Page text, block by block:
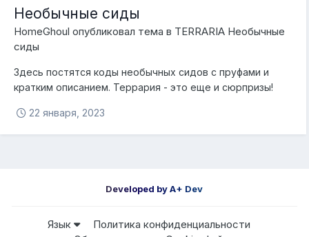
Необычные сиды
HomeGhoul опубликовал тема в TERRARIA Необычные
сиды
Здесь постятся коды необычных сидов с пруфами и
кратким описанием. Террария - это еще и сюрпризы!
22 января, 2023
Developed by A+ Dev
Язык
Политика конфиденциальности